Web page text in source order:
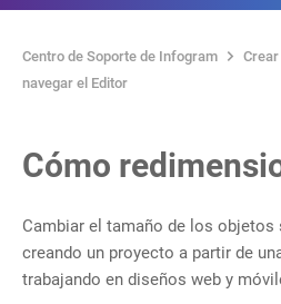
Centro de Soporte de Infogram
navegar el Editor
Cómo
Cambiar el tamaño de los
creando un proyecto a partir de
trabajando en diseños web y